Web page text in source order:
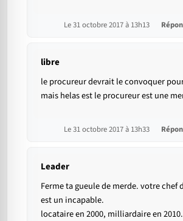
Le 31 octobre 2017 à 13h13
libre
le procureur devrait le convoquer
mais helas est le procureur est une
Le 31 octobre 2017 à 13h33
Leader
Ferme ta gueule de merde. votre chef
est un incapable.
locataire en 2000, milliardaire en 2010.